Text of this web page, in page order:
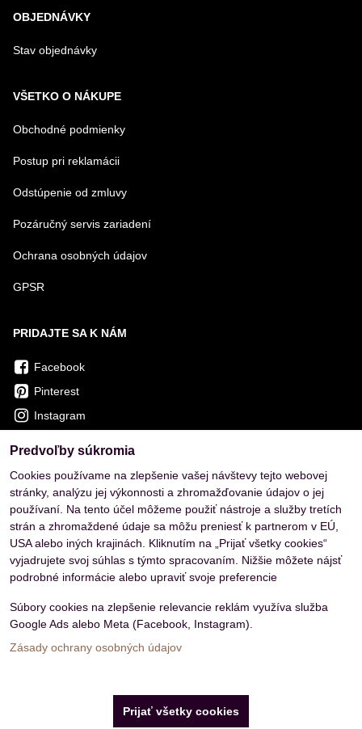
OBJEDNÁVKY
Stav objednávky
VŠETKO O NÁKUPE
Obchodné podmienky
Postup pri reklamácii
Odstúpenie od zmluvy
Pozáručný servis zariadení
Ochrana osobných údajov
GPSR
PRIDAJTE SA K NÁM
Facebook
Pinterest
Instagram
Zásady ochrany osobných údajov
Predvoľby súkromia
Cookies používame na zlepšenie vašej návštevy tejto webovej
stránky, analýzu jej výkonnosti a zhromažďovanie údajov o jej
používaní. Na tento účel môžeme použiť nástroje a služby tretích
strán a zhromaždené údaje sa môžu preniesť k partnerom v EÚ,
USA alebo iných krajinách. Kliknutím na „Prijať všetky cookies“
vyjadrujete svoj súhlas s týmto spracovaním. Nižšie môžete nájsť
podrobné informácie alebo upraviť svoje preferencie
Súbory cookies na zlepšenie relevancie reklám využíva služba
Google Ads alebo Meta (Facebook, Instagram).
Zásady ochrany osobných údajov
Prijať všetky cookies